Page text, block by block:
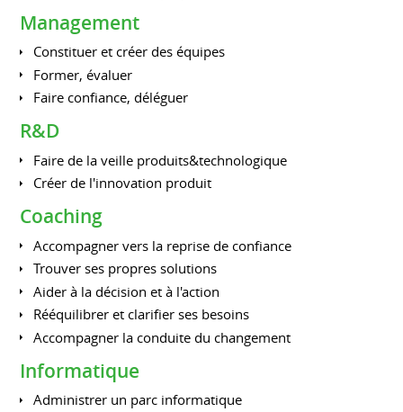
Management
Constituer et créer des équipes
Former, évaluer
Faire confiance, déléguer
R&D
Faire de la veille produits&technologique
Créer de l'innovation produit
Coaching
Accompagner vers la reprise de confiance
Trouver ses propres solutions
Aider à la décision et à l'action
Rééquilibrer et clarifier ses besoins
Accompagner la conduite du changement
Informatique
Administrer un parc informatique